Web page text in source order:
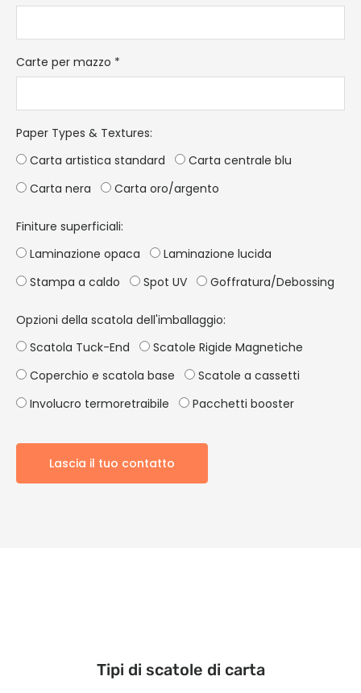
Carte per mazzo *
Paper Types & Textures:
Carta artistica standard
Carta centrale blu
Carta nera
Carta oro/argento
Finiture superficiali:
Laminazione opaca
Laminazione lucida
Stampa a caldo
Spot UV Goffratura/Debossing
Opzioni della scatola dell'imballaggio:
Scatola Tuck-End
Scatole Rigide Magnetiche
Coperchio e scatola base
Scatole a cassetti
Involucro termoretraibile
Pacchetti booster
Lascia il tuo contatto
Tipi di scatole di carta